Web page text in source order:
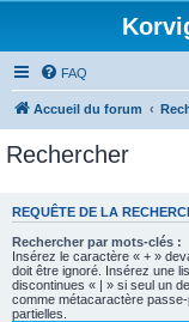
FAQ
Accueil du forum
Rechercher
REQUÊTE DE LA
Rechercher par mots-clés :
Insérez le caractère « + »
doit être ignoré. Insérez une
discontinues « | » si seul un
comme métacaractère
partielles.